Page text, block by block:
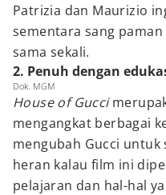
Patrizia dan Maurizio
sementara sang
sama sekali.
2. Penuh dengan
Dok. MGM
House of Gucci
mengangkat berbagai
mengubah Gucci
heran kalau film ini
pelajaran dan hal-hal